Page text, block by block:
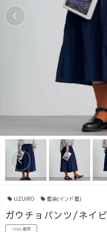
UZUiRO 藍染(インド藍)
ガウチョパンツ/ネイ
137pt 獲得